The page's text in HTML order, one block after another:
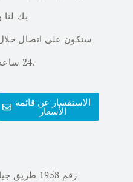
بك لنا
سنكون على اتصال
24 ساعة.
الاستفسار عن قائمة
الأسعار
رقم 1958